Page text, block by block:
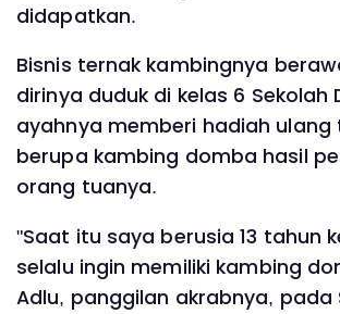
didapatkan.
Bisnis ternak kambingnya
dirinya duduk di kelas 6 Sekolah
ayahnya memberi hadiah ulang
berupa kambing domba hasil
orang tuanya.
"Saat itu saya berusia 13 tahun
selalu ingin memiliki kambing
Adlu, panggilan akrabnya, pada